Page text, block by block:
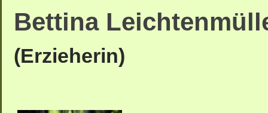
Bettina
(Erzieherin)